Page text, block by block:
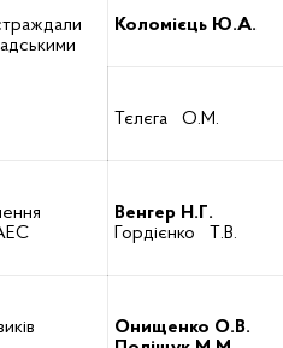
Коломієць Ю.А.
Тєлєга О.М.
Венгер Н.Г.
Гордієнко Т.В.
Онищенко О.В.